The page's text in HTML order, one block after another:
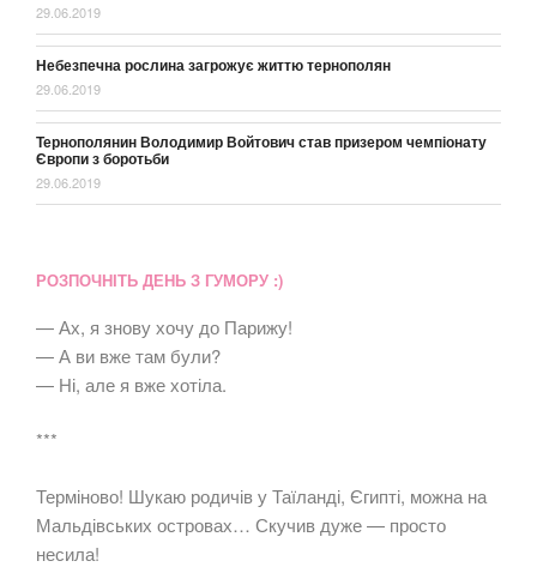
29.06.2019
Небезпечна рослина загрожує життю тернополян
29.06.2019
Тернополянин Володимир Войтович став призером чемпіонату
Європи з боротьби
29.06.2019
РОЗПОЧНІТЬ ДЕНЬ З ГУМОРУ :)
— Ах, я знову хочу до Парижу!
— А ви вже там були?
— Ні, але я вже хотіла.
***
Терміново! Шукаю родичів у Таїланді, Єгипті, можна на
Мальдівських островах… Скучив дуже — просто
несила!